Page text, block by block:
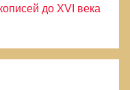
до XVI века